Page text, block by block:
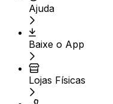
Ajuda
Baixe o App
Lojas Físicas